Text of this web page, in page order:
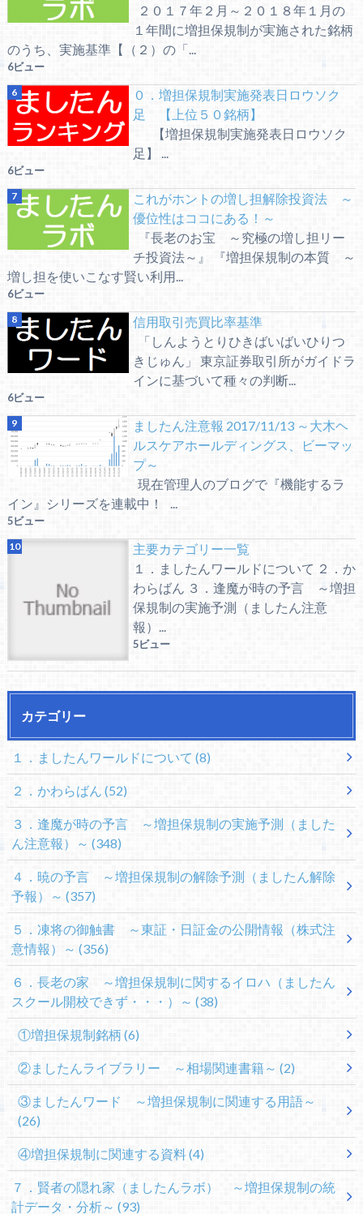
２０１７年２月～２０１８年１月の
１年間に増担保規制が実施された銘柄
のうち、実施基準【（２）の「...
6ビュー
０．増担保規制実施発表日ロウソク
足 【上位５０銘柄】
【増担保規制実施発表日ロウソク
足】 ...
6ビュー
これがホントの増し担解除投資法 ～
優位性はココにある！～
『長老のお宝 ～究極の増し担リー
チ投資法～』 『増担保規制の本質 ～
増し担を使いこなす賢い利用...
6ビュー
信用取引売買比率基準
「しんようとりひきばいばいひりつ
きじゅん」 東京証券取引所がガイドラ
インに基づいて種々の判断...
6ビュー
ましたん注意報 2017/11/13 ～大木ヘ
ルスケアホールディングス、ビーマッ
プ～
現在管理人のブログで『機能するラ
イン』シリーズを連載中！ ...
5ビュー
主要カテゴリー一覧
１．ましたんワールドについて ２．か
わらばん ３．逢魔が時の予言 ～増担
保規制の実施予測（ましたん注意
報）...
5ビュー
カテゴリー
１．ましたんワールドについて (8)
２．かわらばん (52)
３．逢魔が時の予言 ～増担保規制の実施予測（ました
ん注意報）～ (348)
４．暁の予言 ～増担保規制の解除予測（ましたん解除
予報）～ (357)
５．凍将の御触書 ～東証・日証金の公開情報（株式注
意情報）～ (356)
６．長老の家 ～増担保規制に関するイロハ（ましたん
スクール開校できず・・・）～ (38)
①増担保規制銘柄 (6)
②ましたんライブラリー ～相場関連書籍～ (2)
③ましたんワード ～増担保規制に関連する用語～
(26)
④増担保規制に関連する資料(4)
７．賢者の隠れ家（ましたんラボ） ～増担保規制の統
計データ・分析～ (93)